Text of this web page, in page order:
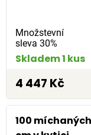
Množstevní
sleva 30%
Skladem 1 kus
4 447 Kč
100